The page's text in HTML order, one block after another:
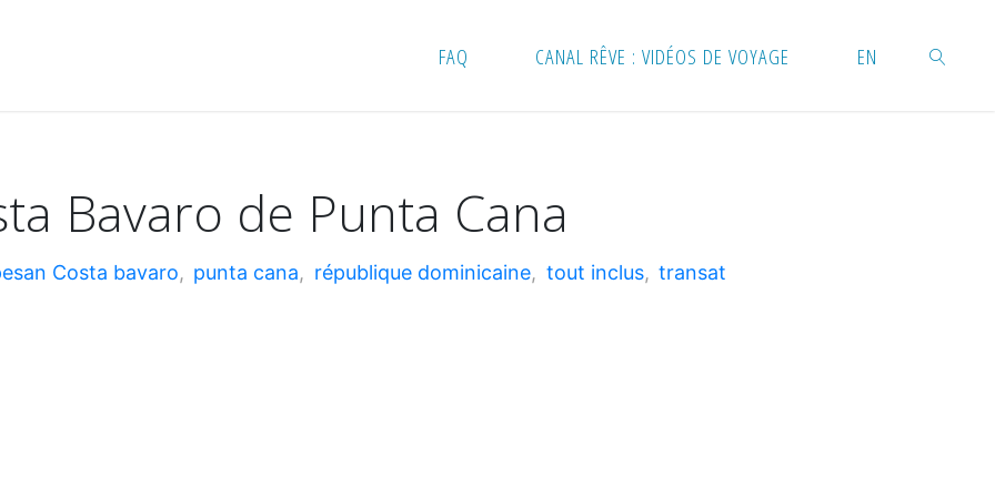
FAQ CANAL RÊVE : VIDÉOS DE VOYAGE EN
Bavaro de Punta Cana
Costa bavaro, punta cana, république dominicaine, tout inclus, transat